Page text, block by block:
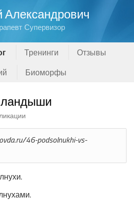
Супервизор
Тренинги
Отзывы
Биоморфы
ландыши
46-podsolnukhi-vs-